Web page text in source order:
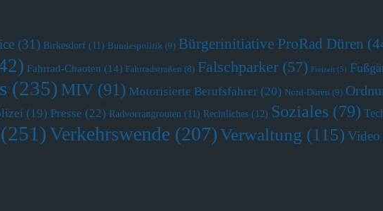
(31) Birkesdorf (11) Bundespolitik (9) Bürgerinitiative ProRad Düren
Fahrrad-Chaoten (14) Fahrradstraßen (8) Falschparker (57) Freizeit (5)
(235) MIV (91) Motorisierte Berufsfahrer (20) Nord-Düren (9)
(19) Presse (22) Radvorrangrouten (11) Rechtliches (12) Soziales (79)
(251)Verkehrswende (207)Verwaltung (115) Video